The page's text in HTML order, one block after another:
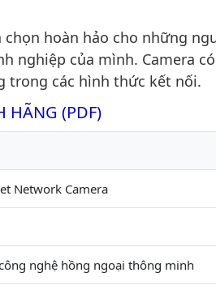
chọn hoàn hảo cho những
nghiệp của mình. Camera
trong các hình thức kết nối.
HÃNG (PDF)
Network Camera
nghệ hồng ngoại thông minh